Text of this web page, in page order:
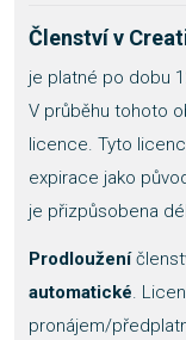
Členství v
je platné po dobu
V průběhu tohoto
licence. Tyto
expirace jako
je přizpůsobena
Prodloužení
automatické.
pronájem/